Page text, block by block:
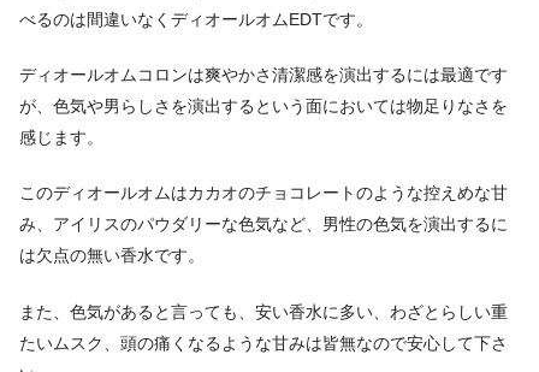
べるのは間違いなくディオールオムEDTです。
ディオールオムコロンは爽やかさ清潔感を演出するには最適です
が、色気や男らしさを演出するという面においては物足りなさを
感じます。
このディオールオムはカカオのチョコレートのような控えめな甘
み、アイリスのパウダリーな色気など、男性の色気を演出するに
は欠点の無い香水です。
また、色気があると言っても、安い香水に多い、わざとらしい重
たいムスク、頭の痛くなるような甘みは皆無なので安心して下さ